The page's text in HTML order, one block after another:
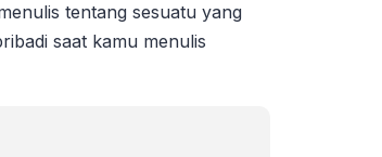
tentang sesuatu yang
saat kamu menulis